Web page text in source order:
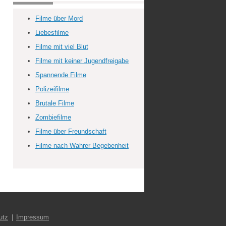
Filme über Mord
Liebesfilme
Filme mit viel Blut
Filme mit keiner Jugendfreigabe
Spannende Filme
Polizeifilme
Brutale Filme
Zombiefilme
Filme über Freundschaft
Filme nach Wahrer Begebenheit
Impressum